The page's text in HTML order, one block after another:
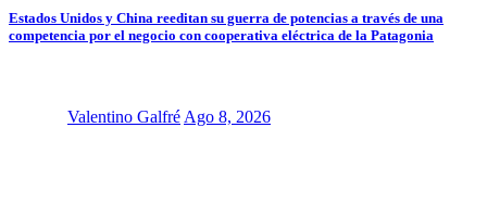
Estados Unidos y China reeditan su guerra de potencias a través de una
competencia por el negocio con cooperativa eléctrica de la Patagonia
Valentino Galfré Ago 8, 2026